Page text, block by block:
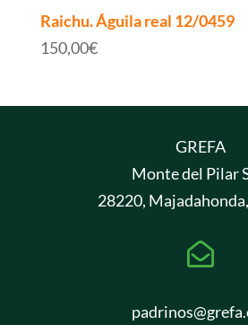
Raichu. Águila real 12/0459
150,00€
GREFA
Monte del Pilar
28220,
